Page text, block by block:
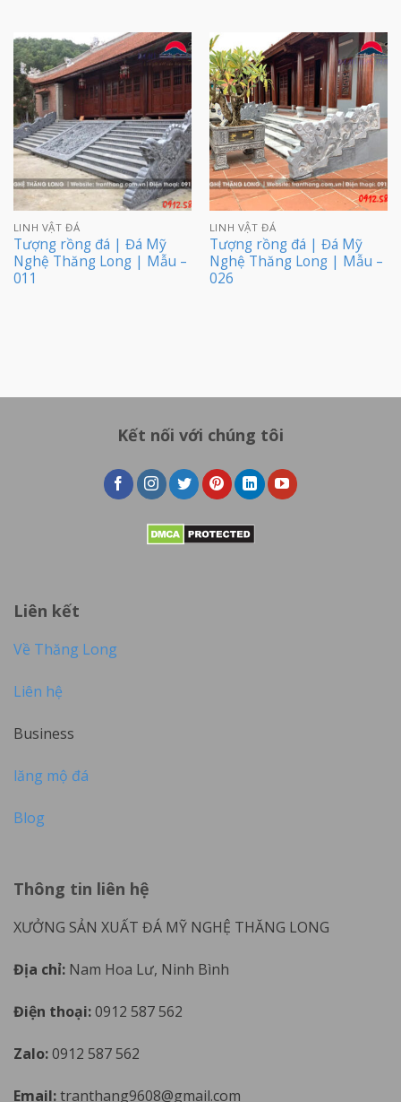
LINH VẬT ĐÁ
Tượng rồng đá | Đá Mỹ
Nghệ Thăng Long | Mẫu –
011
LINH VẬT ĐÁ
Tượng rồng đá | Đá Mỹ
Nghệ Thăng Long | Mẫu –
026
Kết nối với chúng tôi
Liên kết
Về Thăng Long
Liên hệ
Business
lăng mộ đá
Blog
Thông tin liên hệ
XƯỞNG SẢN XUẤT ĐÁ MỸ NGHỆ THĂNG LONG
Địa chỉ: Nam Hoa Lư, Ninh Bình
Điện thoại:0912 587 562
Zalo:0912 587 562
Email:tranthang9608@gmail.com